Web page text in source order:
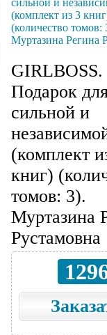
GIRLBOSS.
Подарок
сильной и
(комплект
книг)
томов: 3).
Муртазина
Рустамовна